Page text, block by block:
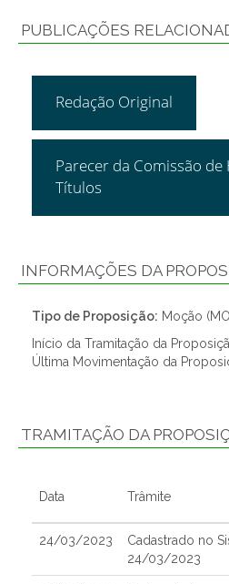
PUBLICAÇÕES
Redação Original
Parecer da Comissão de
Títulos
INFORMAÇÕES DA
Tipo de Proposição: Moção
Início da Tramitação da
Última Movimentação da
TRAMITAÇÃO DA
Data Trâmite
24/03/2023
Cadastrado no
24/03/2023